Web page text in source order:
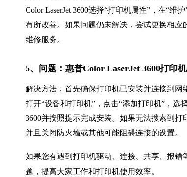
Color LaserJet 3600选择“打印机属性”，在“
有所改善。如果问题仍未解决，尝试更换相
维修服务。
5、问题：惠普Color LaserJet 3600打印
解决方法：首先确保打印机已安装并连接到网
打开“设备和打印机”，点击“添加打印机”，选
3600并按照提示完成安装。如果无法搜索到
并且关闭防火墙或其他可能阻碍连接的设置。
如果您有遇到打印机驱动、连接、共享、报错
题，提高大家工作和打印机使用效率。